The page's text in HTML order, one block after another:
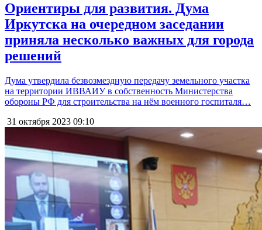
Ориентиры для развития. Дума
Иркутска на очередном заседании
приняла несколько важных для города
решений
Дума утвердила безвозмездную передачу земельного участка
на территории ИВВАИУ в собственность Министерства
обороны РФ для строительства на нём военного госпиталя…
31 октября 2023 09:10